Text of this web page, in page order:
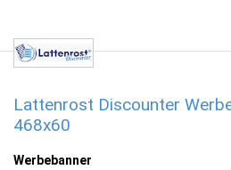
Lattenrost Discounter
468x60
Werbebanner